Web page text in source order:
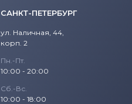
САНКТ-ПЕТЕРБУРГ
ул. Наличная, 44,
корп. 2
Пн.-Пт.
10:00 - 20:00
Сб.-Вс.
10:00 - 18:00